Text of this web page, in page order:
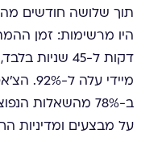
תוך שלושה חודשים
דקות ל-45
מיידי
ב-78% מהשאלות
על מבצעים ומדיניות